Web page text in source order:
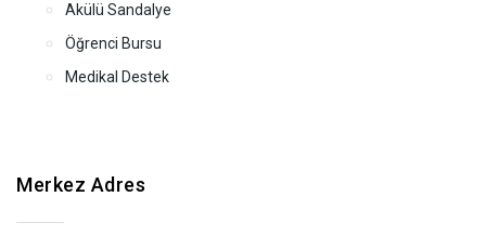
Akülü Sandalye
Öğrenci Bursu
Medikal Destek
Merkez Adres